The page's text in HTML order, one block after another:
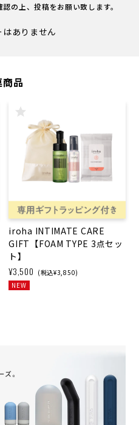
認の上、投稿をお願い致します。
ありません
品
iroha INTIMATE CARE
GIFT【FOAM TYPE 3点セッ
ト】
¥3,500 (税込¥3,850)
NEW